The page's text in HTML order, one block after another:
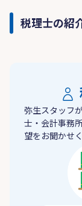
税理士の紹
弥生スタッフ
士・会計事務
望をお聞かせ